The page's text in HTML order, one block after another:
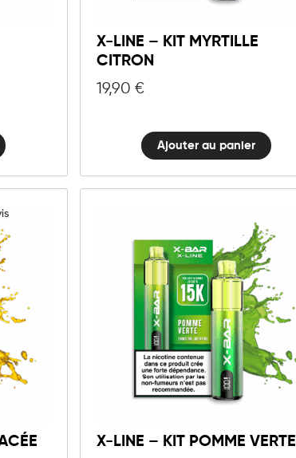
X-LINE – KIT MYRTILLE
CITRON
19,90 €
Kit
Myrtille
Ajouter au panier
X-LINE – KIT POMME VERTE